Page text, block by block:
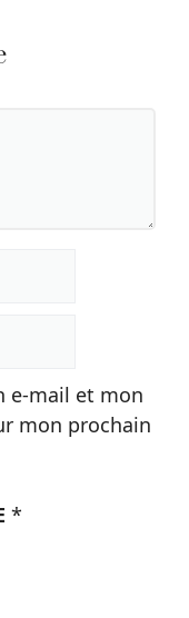
e-mail et mon
mon prochain
*